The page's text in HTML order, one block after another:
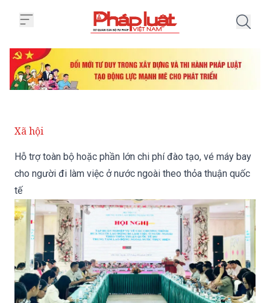
Xã hội
Hỗ trợ toàn bộ hoặc phần lớn chi phí đào tạo, vé máy bay
cho người đi làm việc ở nước ngoài theo thỏa thuận quốc
tế